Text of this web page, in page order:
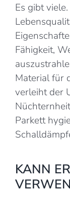
Es gibt
Fähigkeit,
Material für
verleiht der
Parkett
KANN